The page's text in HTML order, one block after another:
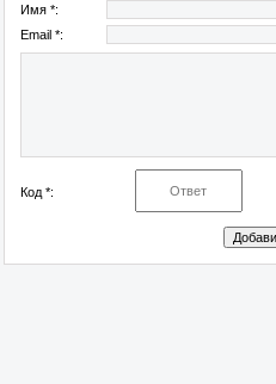
Имя *:
Email *:
Код *: